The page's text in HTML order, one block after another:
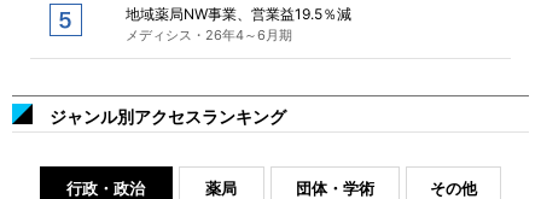
地域薬局NW事業、営業益19.5％減
メディシス・26年4～6月期
ジャンル別アクセスランキング
行政・政治 薬局 団体・学術 その他